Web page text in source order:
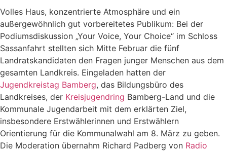
Volles Haus, konzentrierte Atmosphäre und ein
außergewöhnlich gut vorbereitetes Publikum: Bei der
Podiumsdiskussion „Your Voice, Your Choice“ im Schloss
Sassanfahrt stellten sich Mitte Februar die fünf
Landratskandidaten den Fragen junger Menschen aus dem
gesamten Landkreis. Eingeladen hatten der
Jugendkreistag Bamberg, das Bildungsbüro des
Landkreises, der Kreisjugendring Bamberg-Land und die
Kommunale Jugendarbeit mit dem erklärten Ziel,
insbesondere Erstwählerinnen und Erstwählern
Orientierung für die Kommunalwahl am 8. März zu geben.
Die Moderation übernahm Richard Padberg von Radio